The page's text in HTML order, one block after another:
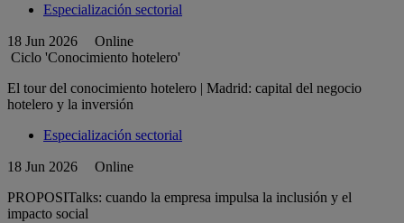
Especialización sectorial
18 Jun 2026
Online
Ciclo 'Conocimiento hotelero'
El tour del conocimiento hotelero | Madrid: capital del negocio
hotelero y la inversión
Especialización sectorial
18 Jun 2026
Online
PROPOSITalks: cuando la empresa impulsa la inclusión y el
impacto social